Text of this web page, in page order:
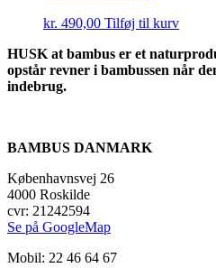
kr. 490,00 Tilføj til kurv
HUSK at bambus er et
opstår revner i bambussen når
indebrug.
BAMBUS DANMARK
Københavnsvej 26
4000 Roskilde
cvr: 21242594
Se på GoogleMap
Mobil: 22 46 64 67